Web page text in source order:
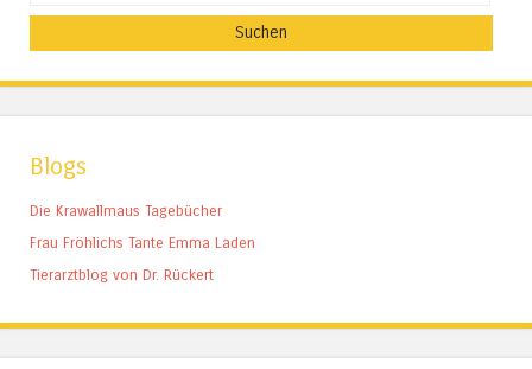
Blogs
Die Krawallmaus Tagebücher
Frau Fröhlichs Tante Emma Laden
Tierarztblog von Dr. Rückert